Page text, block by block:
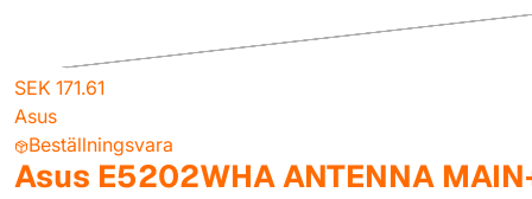
SEK 171.61
Asus
Beställningsvara
Asus E5202WHA ANTENNA